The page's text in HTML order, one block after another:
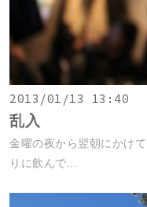
2013/01/13 13:40
乱入
金曜の夜から翌朝にかけ
りに飲んで...